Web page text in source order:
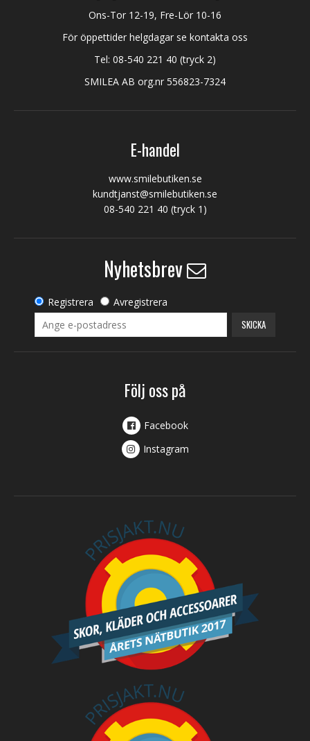
Ons-Tor 12-19, Fre-Lör 10-16
För öppettider helgdagar se kontakta oss
Tel: 08-540 221 40 (tryck 2)
SMILEA AB org.nr 556823-7324
E-handel
www.smilebutiken.se
kundtjanst@smilebutiken.se
08-540 221 40 (tryck 1)
Nyhetsbrev
Registrera Avregistrera
SKICKA
Följ oss på
Facebook
Instagram